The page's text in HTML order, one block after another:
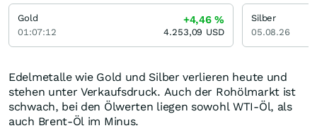
Edelmetalle wie Gold und Silber verlieren heute und
stehen unter Verkaufsdruck. Auch der Rohölmarkt ist
schwach, bei den Ölwerten liegen sowohl WTI-Öl, als
auch Brent-Öl im Minus.
Gold
01:07:12
+4,46%
4.253,09 USD
Silber
05.08.26